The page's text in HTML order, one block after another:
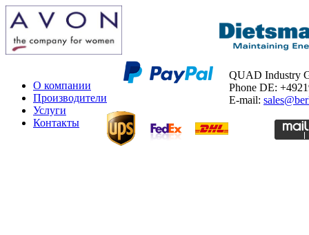
О компании
Производители
Услуги
Контакты
QUAD Industry
Phone DE:
E-mail: